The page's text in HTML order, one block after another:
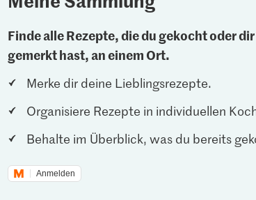
Finde alle Rezepte, die du gekocht oder
gemerkt hast, an einem Ort.
Merke dir deine Lieblingsrezepte.
Organisiere Rezepte in individuellen
Behalte im Überblick, was du bereits
Anmelden